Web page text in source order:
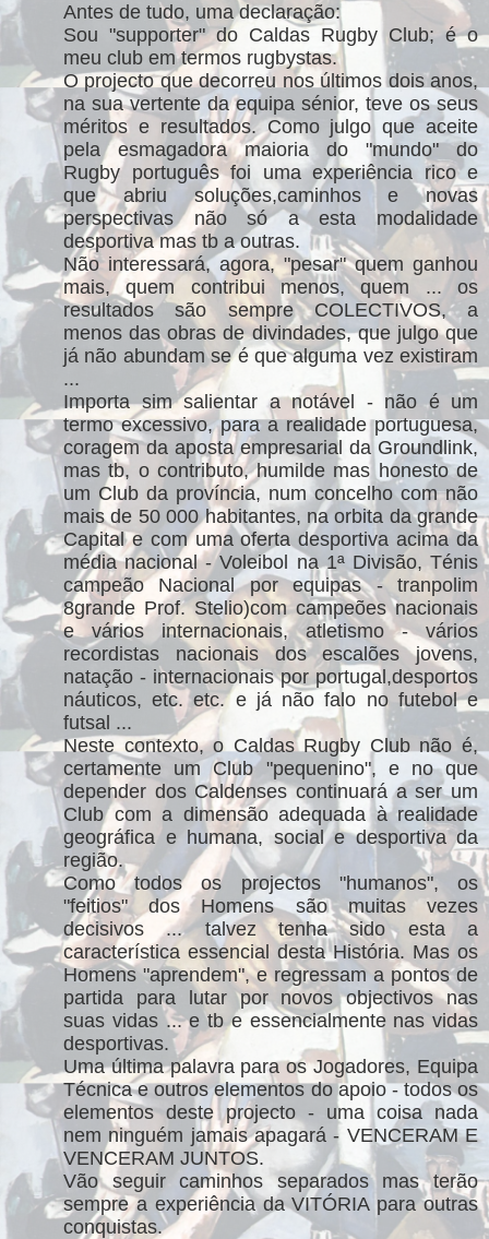
Antes de tudo, uma declaração:
Sou "supporter" do Caldas Rugby Club; é o
meu club em termos rugbystas.
O projecto que decorreu nos últimos dois anos,
na sua vertente da equipa sénior, teve os seus
méritos e resultados. Como julgo que aceite
pela esmagadora maioria do "mundo" do
Rugby português foi uma experiência rico e
que abriu soluções,caminhos e novas
perspectivas não só a esta modalidade
desportiva mas tb a outras.
Não interessará, agora, "pesar" quem ganhou
mais, quem contribui menos, quem ... os
resultados são sempre COLECTIVOS, a
menos das obras de divindades, que julgo que
já não abundam se é que alguma vez existiram
...
Importa sim salientar a notável - não é um
termo excessivo, para a realidade portuguesa,
coragem da aposta empresarial da Groundlink,
mas tb, o contributo, humilde mas honesto de
um Club da província, num concelho com não
mais de 50 000 habitantes, na orbita da grande
Capital e com uma oferta desportiva acima da
média nacional - Voleibol na 1ª Divisão, Ténis
campeão Nacional por equipas - tranpolim
8grande Prof. Stelio)com campeões nacionais
e vários internacionais, atletismo - vários
recordistas nacionais dos escalões jovens,
natação - internacionais por portugal,desportos
náuticos, etc. etc. e já não falo no futebol e
futsal ...
Neste contexto, o Caldas Rugby Club não é,
certamente um Club "pequenino", e no que
depender dos Caldenses continuará a ser um
Club com a dimensão adequada à realidade
geográfica e humana, social e desportiva da
região.
Como todos os projectos "humanos", os
"feitios" dos Homens são muitas vezes
decisivos ... talvez tenha sido esta a
característica essencial desta História. Mas os
Homens "aprendem", e regressam a pontos de
partida para lutar por novos objectivos nas
suas vidas ... e tb e essencialmente nas vidas
desportivas.
Uma última palavra para os Jogadores, Equipa
Técnica e outros elementos do apoio - todos os
elementos deste projecto - uma coisa nada
nem ninguém jamais apagará - VENCERAM E
VENCERAM JUNTOS.
Vão seguir caminhos separados mas terão
sempre a experiência da VITÓRIA para outras
conquistas.